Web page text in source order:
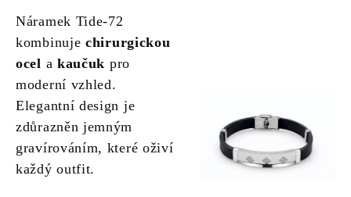
Náramek Tide-72
kombinuje chirurgickou
ocel a kaučuk pro
moderní vzhled.
Elegantní design je
zdůrazněn jemným
gravírováním, které oživí
každý outfit.